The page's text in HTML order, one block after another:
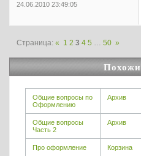
24.06.2010 23:49:05
Страница:« 1 2 3 4 5 … 50 »
Общие вопросы по
Оформлению
Архив
Общие вопросы
Часть 2
Архив
Про оформление Корзина